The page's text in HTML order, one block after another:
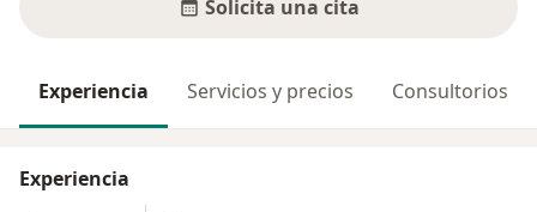
Solicita una cita
Experiencia Servicios y precios Consultorios
Experiencia